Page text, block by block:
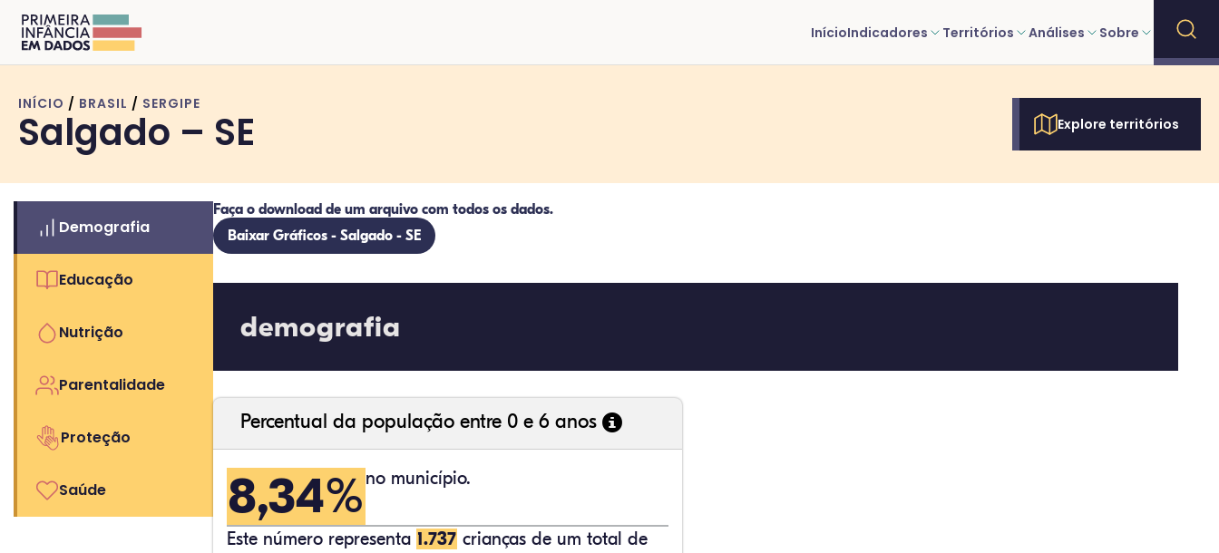
InícioIndicadores Territórios Análises Sobre
INÍCIO / BRASIL / SERGIPE
Salgado – SE Explore territórios
Demografia
Educação
Nutrição
Parentalidade
Proteção
Saúde
Faça o download de um arquivo com todos os dados.
Baixar Gráficos - Salgado - SE
demografia
Percentual da população entre 0 e 6 anos
8,34% no município.
Este número representa 1.737 crianças de um total de